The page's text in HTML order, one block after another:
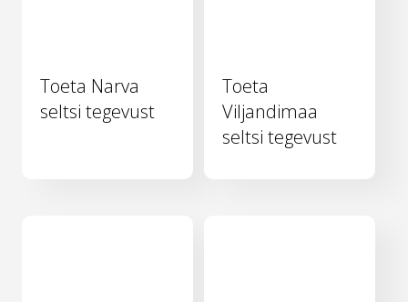
Toeta Narva
seltsi tegevust
Toeta
Viljandimaa
seltsi tegevust